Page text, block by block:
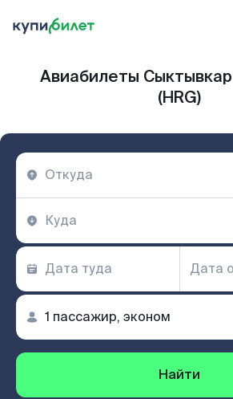
Авиабилеты
(HRG)
Найти